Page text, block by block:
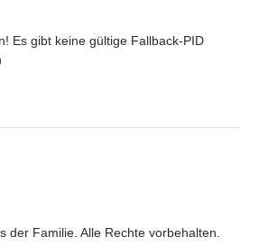
Es gibt keine gültige Fallback-PID
der Familie. Alle Rechte vorbehalten.